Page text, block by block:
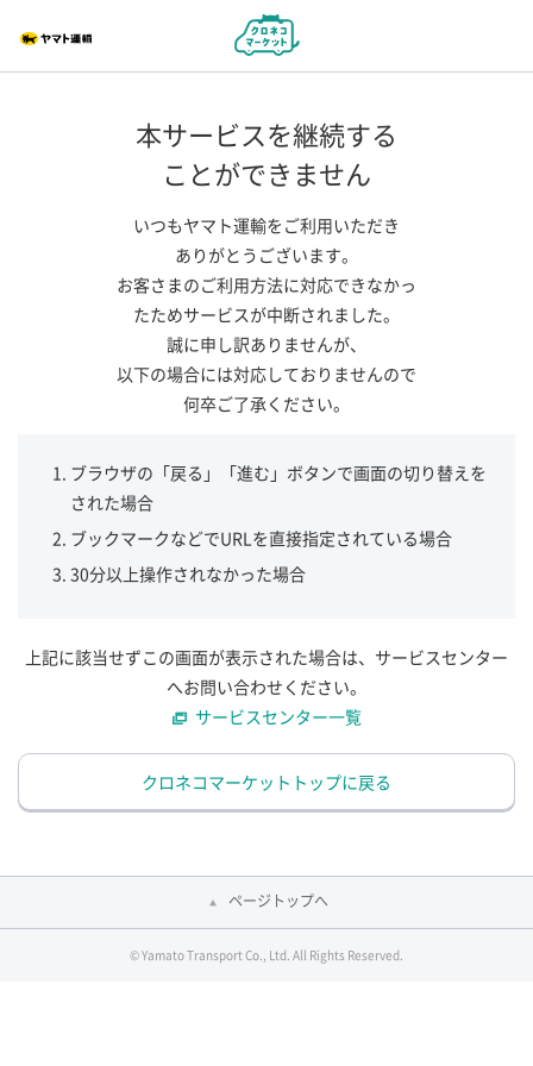
本サービスを継続する
ことができません
いつもヤマト運輸をご利用いただき
ありがとうございます。
お客さまのご利用方法に対応できなかっ
たためサービスが中断されました。
誠に申し訳ありませんが、
以下の場合には対応しておりませんので
何卒ご了承ください。
ブラウザの「戻る」「進む」ボタンで画面の切り替えを
された場合
ブックマークなどでURLを直接指定されている場合
30分以上操作されなかった場合
上記に該当せずこの画面が表示された場合は、サービスセンター
へお問い合わせください。
サービスセンター一覧
クロネコマーケットトップに戻る
ページトップへ
© Yamato Transport Co., Ltd. All Rights Reserved.